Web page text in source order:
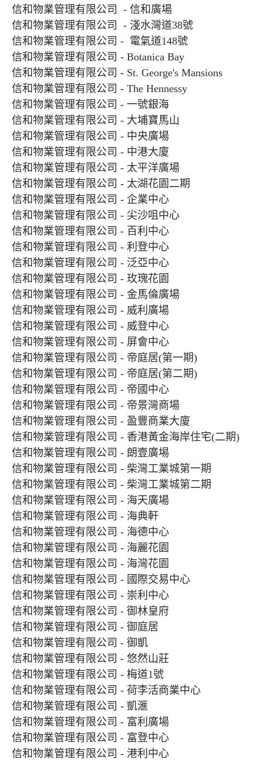
信和物業管理有限公司 - 信和廣場
信和物業管理有限公司 - 淺水灣道38號
信和物業管理有限公司 - 電氣道148號
信和物業管理有限公司 - Botanica Bay
信和物業管理有限公司 - St. George's Mansions
信和物業管理有限公司 - The Hennessy
信和物業管理有限公司 - 一號銀海
信和物業管理有限公司 - 大埔寶馬山
信和物業管理有限公司 - 中央廣場
信和物業管理有限公司 - 中港大廈
信和物業管理有限公司 - 太平洋廣場
信和物業管理有限公司 - 太湖花園二期
信和物業管理有限公司 - 企業中心
信和物業管理有限公司 - 尖沙咀中心
信和物業管理有限公司 - 百利中心
信和物業管理有限公司 - 利登中心
信和物業管理有限公司 - 泛亞中心
信和物業管理有限公司 - 玫瑰花園
信和物業管理有限公司 - 金馬倫廣場
信和物業管理有限公司 - 威利廣場
信和物業管理有限公司 - 威登中心
信和物業管理有限公司 - 屏會中心
信和物業管理有限公司 - 帝庭居(第一期)
信和物業管理有限公司 - 帝庭居(第二期)
信和物業管理有限公司 - 帝國中心
信和物業管理有限公司 - 帝景灣商場
信和物業管理有限公司 - 盈豐商業大廈
信和物業管理有限公司 - 香港黃金海岸住宅(二期)
信和物業管理有限公司 - 朗壹廣埸
信和物業管理有限公司 - 柴灣工業城第一期
信和物業管理有限公司 - 柴灣工業城第二期
信和物業管理有限公司 - 海天廣場
信和物業管理有限公司 - 海典軒
信和物業管理有限公司 - 海德中心
信和物業管理有限公司 - 海麗花園
信和物業管理有限公司 - 海灣花園
信和物業管理有限公司 - 國際交易中心
信和物業管理有限公司 - 崇利中心
信和物業管理有限公司 - 御林皇府
信和物業管理有限公司 - 御庭居
信和物業管理有限公司 - 御凱
信和物業管理有限公司 - 悠然山莊
信和物業管理有限公司 - 梅道1號
信和物業管理有限公司 - 荷李活商業中心
信和物業管理有限公司 - 凱滙
信和物業管理有限公司 - 富利廣場
信和物業管理有限公司 - 富登中心
信和物業管理有限公司 - 港利中心